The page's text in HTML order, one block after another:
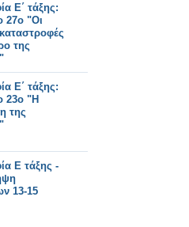
Ε΄ τάξης:
27ο "Οι
της
Ε΄ τάξης:
23ο "Η
της
Ε τάξης -
13-15